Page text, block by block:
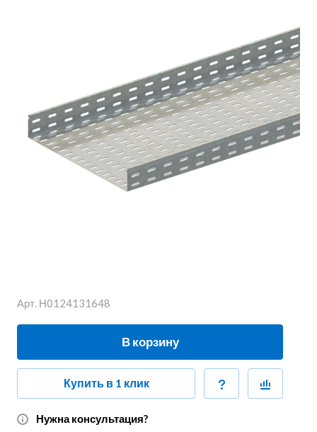
Арт. Н0124131648
В корзину
Купить в 1 клик
Нужна консультация?